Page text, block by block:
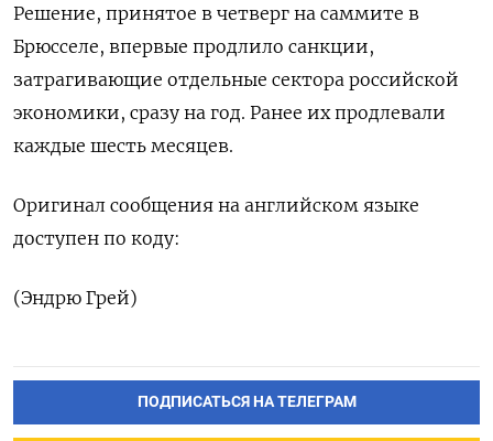
Решение, ​принятое ‌в ​четверг на ‌саммите в
Брюсселе, впервые продлило ​санкции, ​
затрагивающие ‌отдельные сектора ​российской
экономики, сразу на год. Ранее их продлевали ​
каждые ⁠шесть месяцев.
Оригинал сообщения ‌на английском ‌языке
доступен ​по коду:
(Эндрю ‌Грей)
ПОДПИСАТЬСЯ НА ТЕЛЕГРАМ